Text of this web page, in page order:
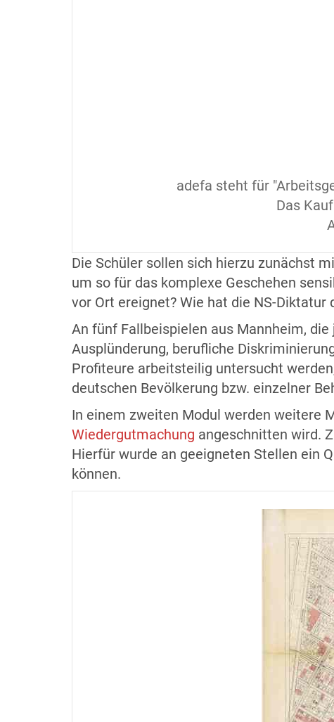
adefa steht für
Das
Die Schüler sollen sich hierzu zunächst
um so für das komplexe Geschehen
vor Ort ereignet? Wie hat die NS-
An fünf Fallbeispielen aus Mannheim,
Ausplünderung, berufliche
Profiteure arbeitsteilig untersucht
deutschen Bevölkerung bzw. einzelner
In einem zweiten Modul werden weitere
Wiedergutmachung angeschnitten wird.
Hierfür wurde an geeigneten Stellen ein
können.